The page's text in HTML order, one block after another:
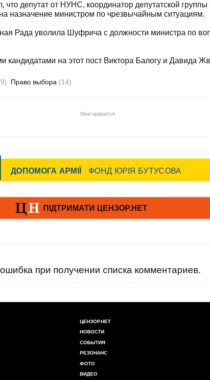
что депутат от НУНС, координатор депутатской
назначение министром по чрезвычайным ситуациям.
Рада уволила Шуфрича с должности министра по
кандидатами на этот пост Виктора Балогу и Давида
Право выбора (14)
Мне нравится
при получении списка комментариев.
ЦЕНЗОР.НЕТ
НОВОСТИ
СОБЫТИЯ
РЕЗОНАНС
ФОТО
ВИДЕО